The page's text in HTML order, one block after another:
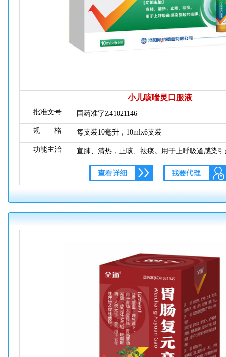
小儿咳喘灵口服液
批准文号 国药准字Z41021146
规 格 每支装10毫升，10mlx6支装
功能主治 宣肺、清热，止咳、祛痰。用于上呼吸道感染